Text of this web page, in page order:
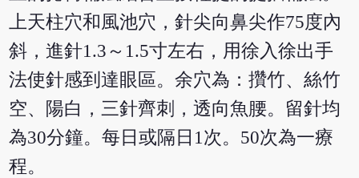
上天柱穴和風池穴，針尖向鼻尖作75度內
斜，進針1.3～1.5寸左右，用徐入徐出手
法使針感到達眼區。余穴為：攢竹、絲竹
空、陽白，三針齊刺，透向魚腰。留針均
為30分鐘。每日或隔日1次。50次為一療
程。